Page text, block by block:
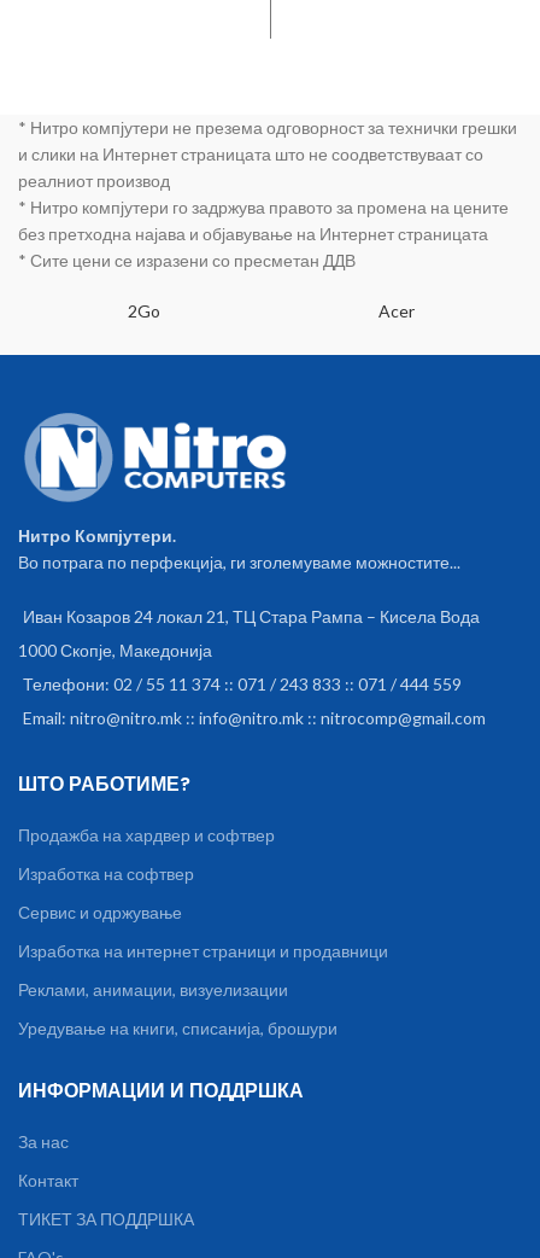
* Нитро компјутери не презема одговорност за технички грешки
и слики на Интернет страницата што не соодветствуваат со
реалниот производ
* Нитро компјутери го задржува правото за промена на цените
без претходна најава и објавување на Интернет страницата
* Сите цени се изразени со пресметан ДДВ
2Go Acer
Нитро Компјутери.
Во потрага по перфекција, ги зголемуваме можностите...
Иван Козаров 24 локал 21, ТЦ Стара Рампа – Кисела Вода
1000 Скопје, Македонија
Телефони: 02 / 55 11 374 :: 071 / 243 833 :: 071 / 444 559
Email: nitro@nitro.mk :: info@nitro.mk :: nitrocomp@gmail.com
ШТО РАБОТИМЕ?
Продажба на хардвер и софтвер
Изработка на софтвер
Сервис и одржување
Изработка на интернет страници и продавници
Реклами, анимации, визуелизации
Уредување на книги, списанија, брошури
ИНФОРМАЦИИ И ПОДДРШКА
За нас
Контакт
ТИКЕТ ЗА ПОДДРШКА